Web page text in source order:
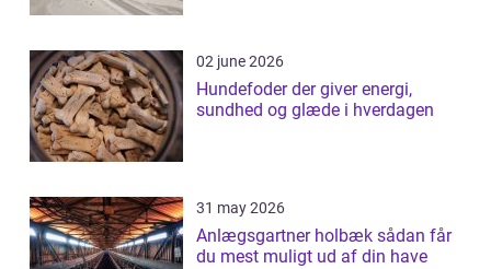
02 june 2026
Hundefoder der giver energi,
sundhed og glæde i hverdagen
31 may 2026
Anlægsgartner holbæk sådan får
du mest muligt ud af din have